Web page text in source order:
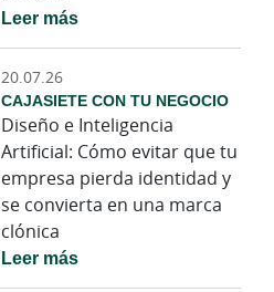
Leer más
20.07.26
CAJASIETE CON TU NEGOCIO
Diseño e Inteligencia
Artificial: Cómo evitar que tu
empresa pierda identidad y
se convierta en una marca
clónica
Leer más